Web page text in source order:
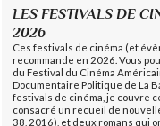
LES FESTIVALS DE
2026
Ces festivals de cinéma (et
recommande en 2026. Vous
du Festival du Cinéma
Documentaire Politique de La
festivals de cinéma, je couvre
consacré un recueil de
38, 2016), et deux romans qui